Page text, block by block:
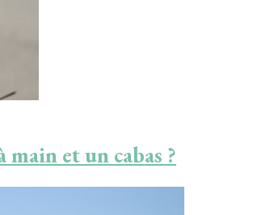
et un cabas ?